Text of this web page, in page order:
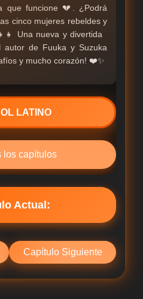
que funcione 💔. ¿Podrá
cinco mujeres rebeldes y
Una nueva y divertida
autor de Fuuka y Suzuka
y mucho corazón! ❤️✨
LATINO
los capítulos
Actual:
Capítulo Siguiente